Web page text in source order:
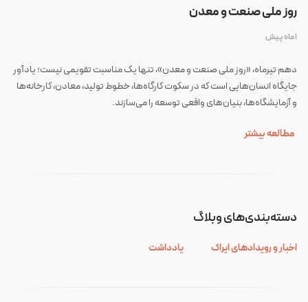
روز ملی صنعت و معدن
1 ماه پیش
دهم تیرماه، «روز ملی صنعت و معدن»، تنها یک مناسبت تقویمی نیست؛ یادآور
جایگاه انسان‌هایی است که در سکوت کارگاه‌ها، خطوط تولید، معادن، کارخانه‌ها
و آزمایشگاه‌ها، بنیان‌های واقعی توسعه را می‌سازند.
مطالعه بیشتر
دسته‌بندی‌های وبلاگ
اخبار و رویدادهای ایراک یادداشت